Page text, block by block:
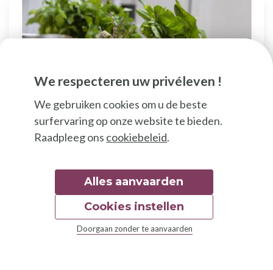
We respecteren uw privéleven !
We gebruiken cookies om u de beste
surfervaring op onze website te bieden.
Raadpleeg ons cookiebeleid.
Alles aanvaarden
Doorgaan zonder te aanvaarden
Cookies instellen
Projectoproep 2024 -
Toegankelijkheid van Good
Food